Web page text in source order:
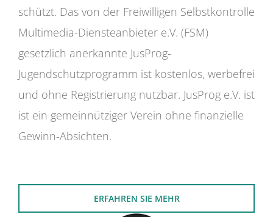
schützt. Das von der Freiwilligen Selbstkontrolle
Multimedia-Diensteanbieter e.V. (FSM)
gesetzlich anerkannte JusProg-
Jugendschutzprogramm ist kostenlos, werbefrei
und ohne Registrierung nutzbar. JusProg e.V. ist
ist ein gemeinnütziger Verein ohne finanzielle
Gewinn-Absichten.
ERFAHREN SIE MEHR